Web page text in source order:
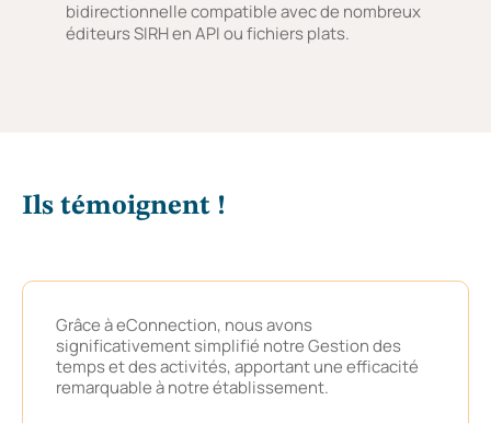
bidirectionnelle compatible avec de nombreux
éditeurs SIRH en API ou fichiers plats.
Ils témoignent !
Grâce à eConnection, nous avons
significativement simplifié notre Gestion des
temps et des activités, apportant une efficacité
remarquable à notre établissement.